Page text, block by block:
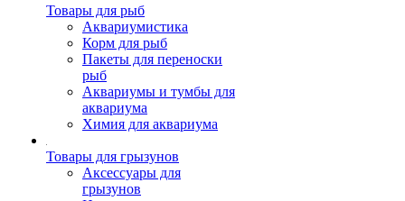
Товары для рыб
Аквариумистика
Корм для рыб
Пакеты для переноски
рыб
Аквариумы и тумбы для
аквариума
Химия для аквариума
Товары для грызунов
Аксессуары для
грызунов